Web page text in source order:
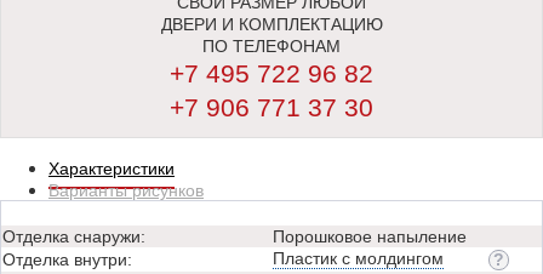
ДВЕРИ И КОМПЛЕКТАЦИЮ
ПО ТЕЛЕФОНАМ
+7 495 722 96 82
+7 906 771 37 30
Характеристики
Варианты рисунков
Отделка снаружи:
Порошковое напыление
Отделка внутри:
Пластик с молдингом